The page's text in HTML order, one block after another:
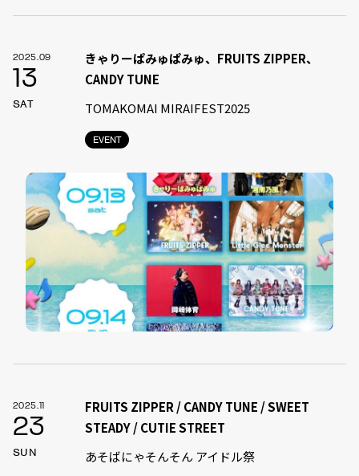
2025.09
13
SAT
EVENT
きゃりーぱみゅぱみゅ、FRUITS ZIPPER、
CANDY TUNE
TOMAKOMAI MIRAIFEST2025
2025.11
23
SUN
FRUITS ZIPPER / CANDY TUNE / SWEET
STEADY / CUTIE STREET
あそばにゃそんそん アイドル祭